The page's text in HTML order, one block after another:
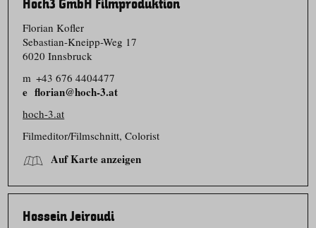
Hoch3 GmbH Filmproduktion
Florian Kofler
Sebastian-Kneipp-Weg 17
6020 Innsbruck
m +43 676 4404477
florian@hoch-3.at
hoch-3.at
Filmeditor/​Filmschnitt, Colorist
Auf Karte anzeigen
Hossein Jeiroudi